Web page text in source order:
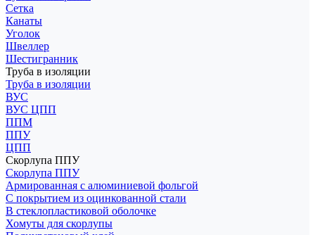
Сетка
Канаты
Уголок
Швеллер
Шестигранник
Труба в изоляции
Труба в изоляции
ВУС
ВУС ЦПП
ППМ
ППУ
ЦПП
Скорлупа ППУ
Скорлупа ППУ
Армированная с алюминиевой фольгой
С покрытием из оцинкованной стали
В стеклопластиковой оболочке
Хомуты для скорлупы